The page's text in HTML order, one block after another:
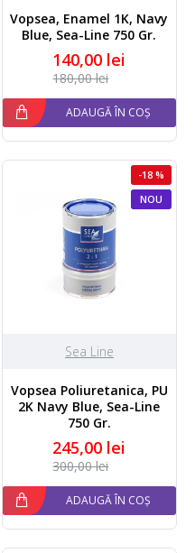
Vopsea, Enamel 1K, Navy
Blue, Sea-Line 750 Gr.
140,00 lei
180,00 lei
ADAUGĂ ÎN COȘ
NOU
-18 %
Sea Line
Vopsea Poliuretanica, PU
2K Navy Blue, Sea-Line
750 Gr.
245,00 lei
300,00 lei
ADAUGĂ ÎN COȘ